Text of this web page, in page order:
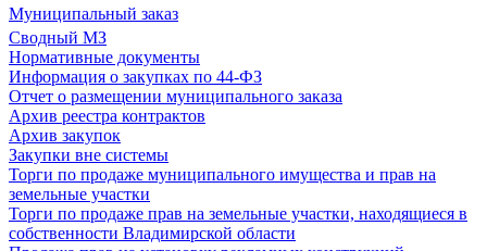
Муниципальный заказ
Сводный МЗ
Нормативные документы
Информация о закупках по 44-ФЗ
Отчет о размещении муниципального заказа
Архив реестра контрактов
Архив закупок
Закупки вне системы
Торги по продаже муниципального имущества и прав на
земельные участки
Торги по продаже прав на земельные участки, находящиеся в
собственности Владимирской области